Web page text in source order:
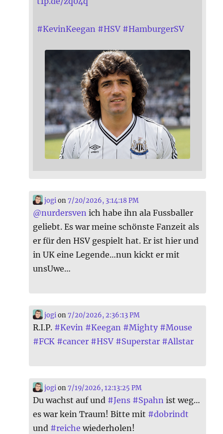
#KevinKeegan #HSV #HamburgerSV
jogi on7/20/2026, 3:14:18 PM
@nurdersven ich habe ihn ala Fussballer
geliebt. Es war meine schönste Fanzeit als
er für den HSV gespielt hat. Er ist hier und
in UK eine Legende…nun kickt er mit
unsUwe…
jogi on7/20/2026, 2:36:13 PM
R.I.P. #Kevin #Keegan #Mighty #Mouse
#FCK #cancer #HSV #Superstar #Allstar
jogi on7/19/2026, 12:13:25 PM
Du wachst auf und #Jens #Spahn ist weg…
es war kein Traum! Bitte mit #dobrindt
und #reiche wiederholen!